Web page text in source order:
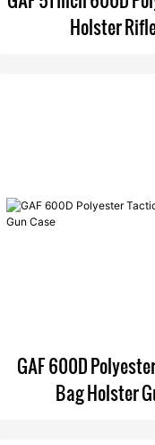
Holster
GAF 600D
Bag Holster